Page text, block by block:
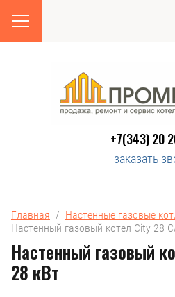
+7(343) 20
заказать
Главная
  /
Настенные газовые
Настенный газовый котел City 28
Настенный газовый
28 кВт